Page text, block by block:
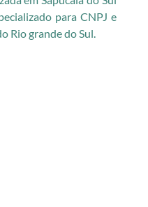
para CNPJ e
Rio grande do Sul.